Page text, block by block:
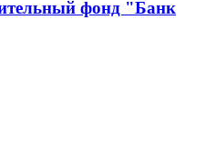
фонд "Банк